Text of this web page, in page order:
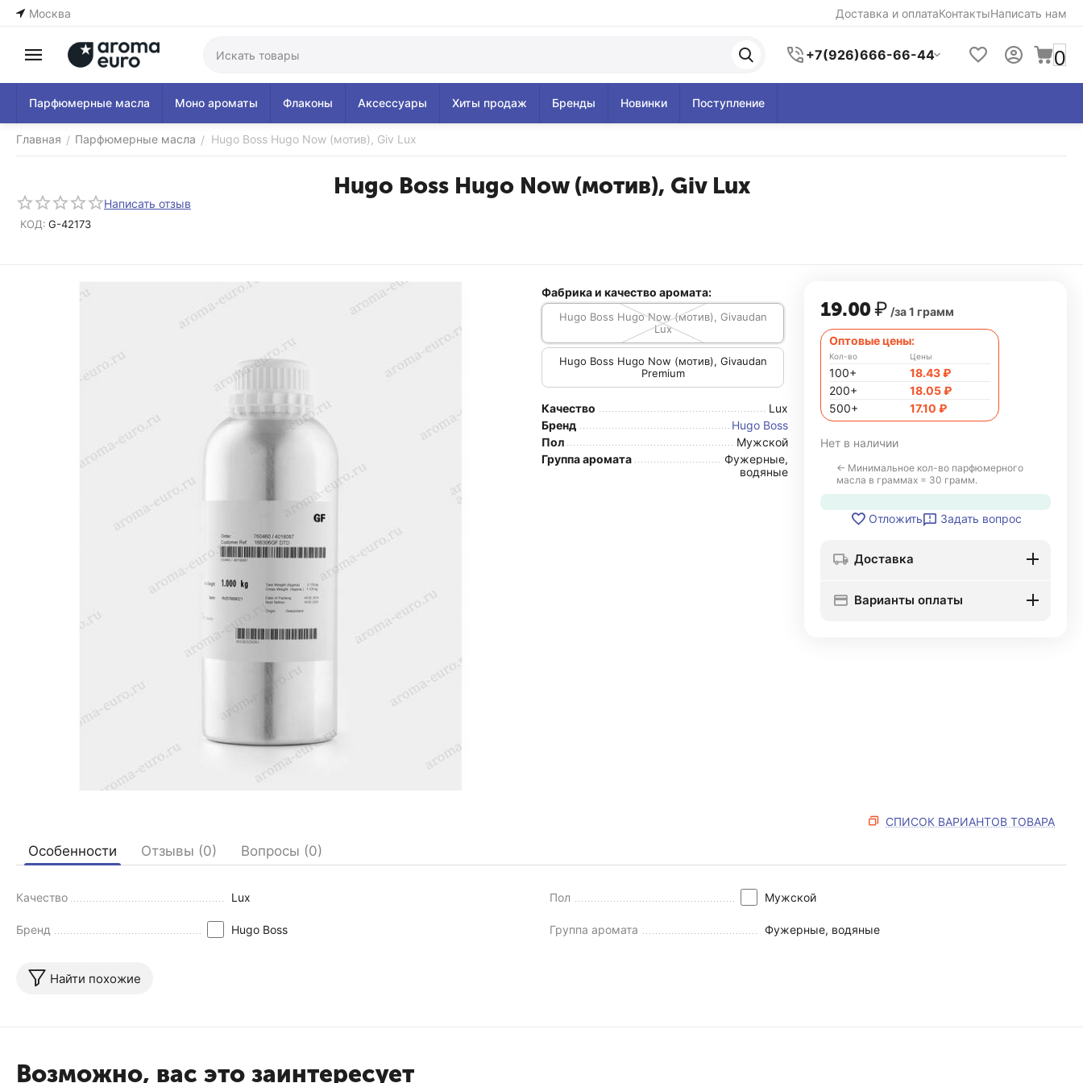
Москва Доставка и оплатаКонтактыНаписать нам
+7(926)666-66-44 0
Парфюмерные масла Моно ароматы Флаконы Аксессуары Хиты продаж Бренды Новинки Поступление
Главная / Парфюмерные масла / Hugo Boss Hugo Now (мотив), Giv Lux
Hugo Boss Hugo Now (мотив), Giv Lux
Написать отзыв
КОД: G-42173
Фабрика и качество аромата:
Hugo Boss Hugo Now (мотив), Givaudan
Lux
Hugo Boss Hugo Now (мотив), Givaudan
Premium
Качество
Lux
Бренд
Hugo Boss
Пол
Мужской
Группа аромата
Фужерные,
водяные
19.00₽ /за 1 грамм
Оптовые цены:
Кол-во
100+
200+
500+
Цены
18.43₽
18.05₽
17.10 ₽
Нет в наличии
← Минимальное кол-во парфюмерного
масла в граммах = 30 грамм.
Отложить Задать вопрос
Доставка
Варианты оплаты
СПИСОК ВАРИАНТОВ ТОВАРА
Особенности Отзывы (0) Вопросы (0)
Качество Lux
Бренд Hugo Boss
Пол Мужской
Группа аромата Фужерные, водяные
Найти похожие
Возможно, вас это заинтересует